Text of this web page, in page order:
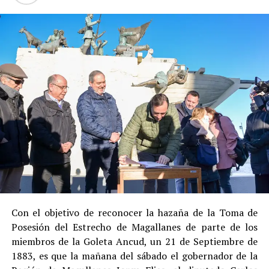
alcalde no ingresó a prisión
en libertad bajo supervisión del Centro de Reinserción
Social de Gendarmería.
Entre las razones que permitieron esta medida, según la
Justicia, se consideraron dosatenuantes:
Sucolaboración sustancial con la investigación,
al admitir los hechos.
Suconducta anterior irreprochable , al no
registrar antecedentes penales previos.
Estas circunstancias jurídicas, sumadas al
procedimiento abreviado, redujeron la posibilidad de un
cumplimiento efectivo en recinto penitenciario.
Indemnización a la víctima y nueva investigación
por ocultamiento de bienes
Con el objetivo de reconocer la hazaña de la Toma de
Posesión del Estrecho de Magallanes de parte de los
miembros de la Goleta Ancud, un 21 de Septiembre de
1883, es que la mañana del sábado el gobernador de la